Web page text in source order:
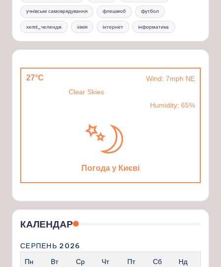
учнівське самоврядування флешмоб футбол
хеппі_челендж хімія інтернет інформатика
27°C
Wind: 7mph NE
Clear Skies
Humidity: 65%
Погода у Києві
КАЛЕНДАР
СЕРПЕНЬ 2026
Пн
Вт Ср Чт Пт Сб Нд